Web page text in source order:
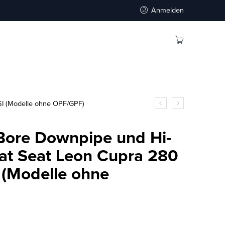
Anmelden
ohne OPF/GPF)
Downpipe und Hi-
Seat Leon Cupra 280
ohne